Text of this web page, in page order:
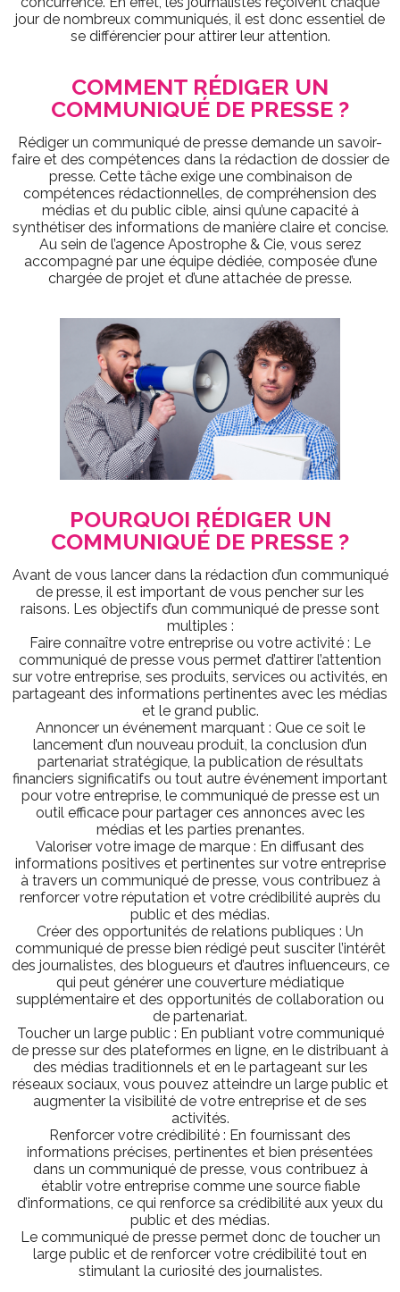
jour de nombreux communiqués, il est donc essentiel de
se différencier pour attirer leur attention.
COMMENT RÉDIGER UN
COMMUNIQUÉ DE PRESSE ?
Rédiger un communiqué de presse demande un savoir-
faire et des compétences dans la rédaction de dossier de
presse. Cette tâche exige une combinaison de
compétences rédactionnelles, de compréhension des
médias et du public cible, ainsi qu’une capacité à
synthétiser des informations de manière claire et concise.
Au sein de l’agence Apostrophe & Cie, vous serez
accompagné par une équipe dédiée, composée d’une
chargée de projet et d’une attachée de presse.
POURQUOI RÉDIGER UN
COMMUNIQUÉ DE PRESSE ?
Avant de vous lancer dans la rédaction d’un communiqué
de presse, il est important de vous pencher sur les
raisons. Les objectifs d’un communiqué de presse sont
multiples :
Faire connaître votre entreprise ou votre activité : Le
communiqué de presse vous permet d’attirer l’attention
sur votre entreprise, ses produits, services ou activités, en
partageant des informations pertinentes avec les médias
et le grand public.
Annoncer un événement marquant : Que ce soit le
lancement d’un nouveau produit, la conclusion d’un
partenariat stratégique, la publication de résultats
financiers significatifs ou tout autre événement important
pour votre entreprise, le communiqué de presse est un
outil efficace pour partager ces annonces avec les
médias et les parties prenantes.
Valoriser votre image de marque : En diffusant des
informations positives et pertinentes sur votre entreprise
à travers un communiqué de presse, vous contribuez à
renforcer votre réputation et votre crédibilité auprès du
public et des médias.
Créer des opportunités de relations publiques : Un
communiqué de presse bien rédigé peut susciter l’intérêt
des journalistes, des blogueurs et d’autres influenceurs, ce
qui peut générer une couverture médiatique
supplémentaire et des opportunités de collaboration ou
de partenariat.
Toucher un large public : En publiant votre communiqué
de presse sur des plateformes en ligne, en le distribuant à
des médias traditionnels et en le partageant sur les
réseaux sociaux, vous pouvez atteindre un large public et
augmenter la visibilité de votre entreprise et de ses
activités.
Renforcer votre crédibilité : En fournissant des
informations précises, pertinentes et bien présentées
dans un communiqué de presse, vous contribuez à
établir votre entreprise comme une source fiable
d’informations, ce qui renforce sa crédibilité aux yeux du
public et des médias.
Le communiqué de presse permet donc de toucher un
large public et de renforcer votre crédibilité tout en
stimulant la curiosité des journalistes.